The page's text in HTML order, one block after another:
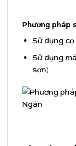
Phương pháp
Sử dụng
Sử dụng
sơn)